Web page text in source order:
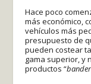
Hace poco
más económico,
vehículos más
presupuesto de
pueden costear
gama superior, y
productos “